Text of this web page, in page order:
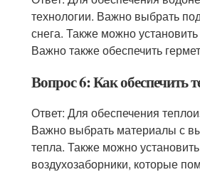
технологии. Важно выбрать
снега. Также можно
Важно также обеспечить
Вопрос 6: Как обеспечить
Ответ: Для обеспечения
Важно выбрать материалы с
тепла. Также можно
воздухозаборники, которые